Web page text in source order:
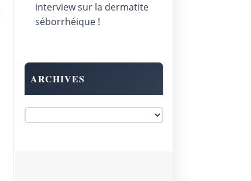
interview sur la dermatite
séborrhéique !
ARCHIVES